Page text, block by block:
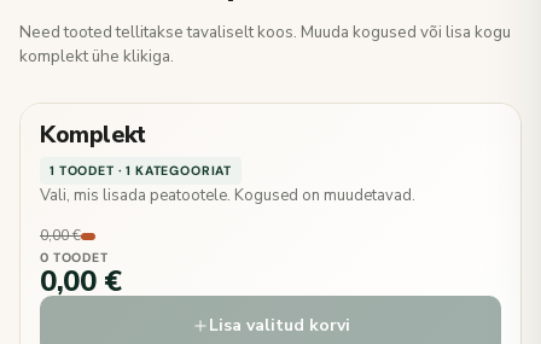
Need tooted tellitakse tavaliselt koos. Muuda kogused või lisa kogu
komplekt ühe klikiga.
Komplekt
1 TOODET · 1 KATEGOORIAT
Vali, mis lisada peatootele. Kogused on muudetavad.
0,00 €
0 TOODET
0,00 €
Lisa valitud korvi